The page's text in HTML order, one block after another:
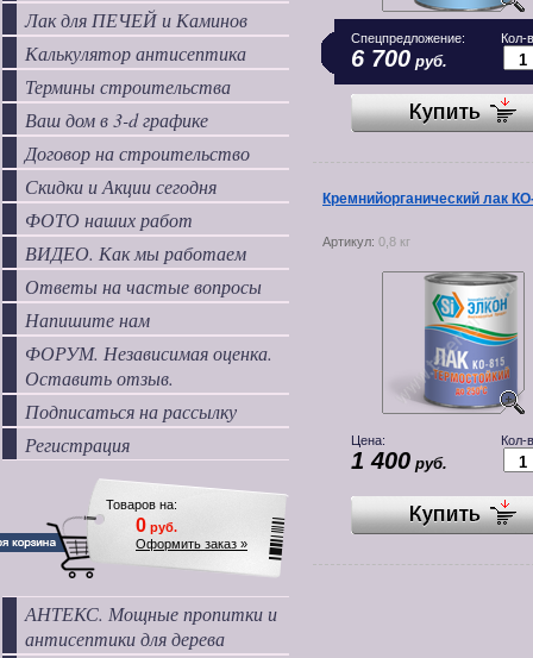
Лак для ПЕЧЕЙ и Каминов
Калькулятор антисептика
Термины строительства
Ваш дом в 3-d графике
Договор на строительство
Скидки и Акции сегодня
ФОТО наших работ
ВИДЕО. Как мы работаем
Ответы на частые вопросы
Напишите нам
ФОРУМ. Независимая оценка.
Оставить отзыв.
Подписаться на рассылку
Регистрация
Товаров на:
0 руб.
Оформить заказ »
АНТЕКС. Мощные пропитки и
антисептики для дерева
Спецпредложение:
6 700 руб.
Кол-
Кремнийорганический лак
Артикул: 0,8 кг
Цена:
1 400 руб.
Кол-